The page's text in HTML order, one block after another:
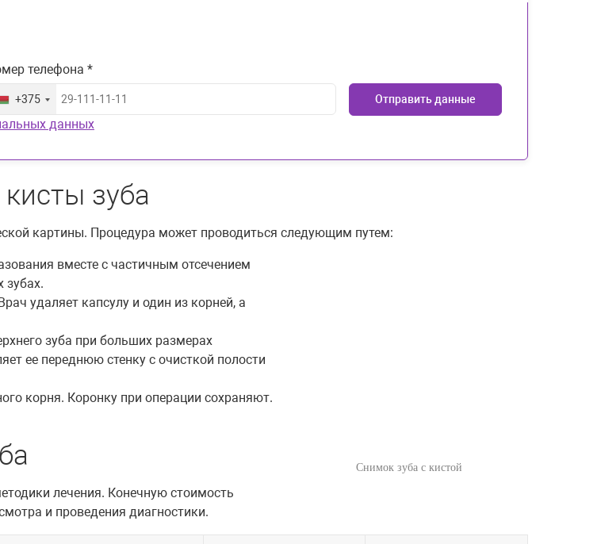
телефона *
+375
данных
Отправить данные
зуба
картины. Процедура может проводиться следующим путем:
Снимок зуба с кистой
вместе с частичным отсечением
зубах.
удаляет капсулу и один из корней, а
зуба при больших размерах
ее переднюю стенку с очисткой полости
корня. Коронку при операции сохраняют.
лечения. Конечную стоимость
и проведения диагностики.